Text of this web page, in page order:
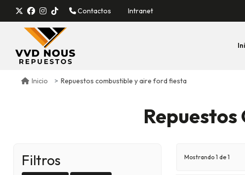
Contactos Intranet
Inicio Repuestos combustible y aire ford fiesta
Filtros Mostrando 1 de 1